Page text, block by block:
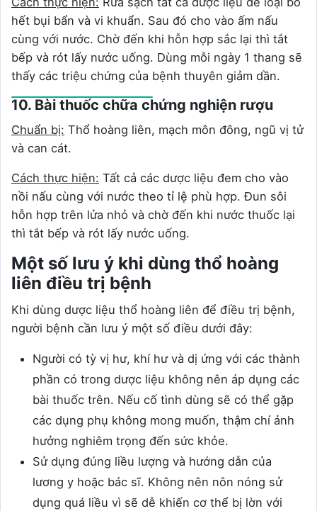
hết bụi bẩn và vi khuẩn. Sau đó cho vào ấm nấu
cùng với nước. Chờ đến khi hỗn hợp sắc lại thì tắt
bếp và rót lấy nước uống. Dùng mỗi ngày 1 thang sẽ
thấy các triệu chứng của bệnh thuyên giảm dần.
10. Bài thuốc chữa chứng nghiện rượu
Chuẩn bị: Thổ hoàng liên, mạch môn đông, ngũ vị tử
và can cát.
Cách thực hiện: Tất cả các dược liệu đem cho vào
nồi nấu cùng với nước theo tỉ lệ phù hợp. Đun sôi
hỗn hợp trên lửa nhỏ và chờ đến khi nước thuốc lại
thì tắt bếp và rót lấy nước uống.
Một số lưu ý khi dùng thổ hoàng
liên điều trị bệnh
Khi dùng dược liệu thổ hoàng liên để điều trị bệnh,
người bệnh cần lưu ý một số điều dưới đây:
Người có tỳ vị hư, khí hư và dị ứng với các thành
phần có trong dược liệu không nên áp dụng các
bài thuốc trên. Nếu cố tình dùng sẽ có thể gặp
các dụng phụ không mong muốn, thậm chí ảnh
hưởng nghiêm trọng đến sức khỏe.
Sử dụng đúng liều lượng và hướng dẫn của
lương y hoặc bác sĩ. Không nên nôn nóng sử
dụng quá liều vì sẽ dễ khiến cơ thể bị lờn với